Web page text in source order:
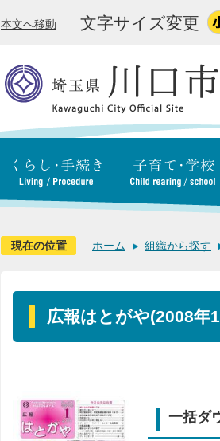
本文へ移動 文字サイズ変更
現在の位置 ホーム 組織から探す
広報はとがや(2008年
一括ダ